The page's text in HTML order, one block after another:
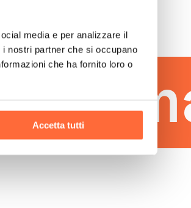
media e per analizzare il
nostri partner che si occupano
che ha fornito loro o
Accetta tutti